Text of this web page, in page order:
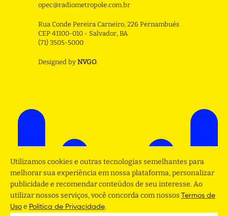
opec@radiometropole.com.br
Rua Conde Pereira Carneiro, 226 Pernambués
CEP 41100-010 - Salvador, BA
(71) 3505-5000
Designed by NVGO.
Utilizamos cookies e outras tecnologias semelhantes para
melhorar sua experiência em nossa plataforma, personalizar
publicidade e recomendar conteúdos de seu interesse. Ao
utilizar nossos serviços, você concorda com nossos Termos de
Uso e Politica de Privacidade.